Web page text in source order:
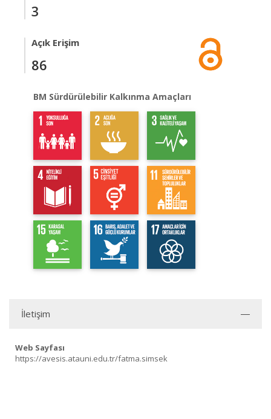
3
Açık Erişim
86
BM Sürdürülebilir Kalkınma Amaçları
İletişim
Web Sayfası
https://avesis.atauni.edu.tr/fatma.simsek